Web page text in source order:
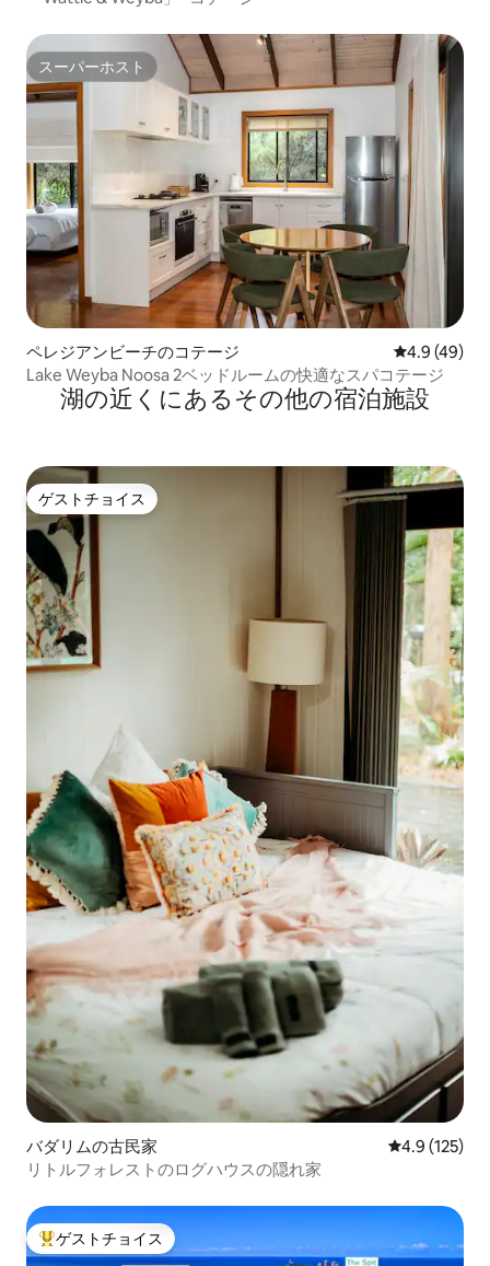
スーパーホスト
スーパーホスト
ペレジアンビーチのコテージ レビュー49
4.9 (49)
Lake Weyba Noosa 2ベッドルームの快適なスパコテージ
湖の近くにあるその他の宿泊施設
ゲストチョイス
ゲストチョイス
バダリムの古民家 レビュー125
4.9 (125)
リトルフォレストのログハウスの隠れ家
大好評のゲストチョイスです。
ゲストチョイス